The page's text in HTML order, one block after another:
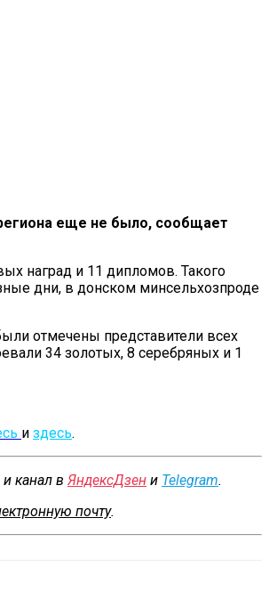
еще не было, сообщает
наград и 11 дипломов. Такого
дни, в донском минсельхозпроде
отмечены представители всех
34 золотых, 8 серебряных и 1
и здесь.
и канал в ЯндексДзен и Telegram.
почту.